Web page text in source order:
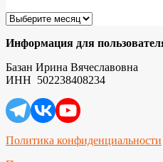
Архивы
Информация для
Базан Ирина Вячеславовна
ИНН 502238408234
Политика конфиденциальности